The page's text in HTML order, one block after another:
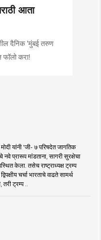
आता
दैनिक 'मुंबई तरुण
करा!
यांनी 'जी- ७ परिषदेत जागतिक
प्रारूप मांडताना, सागरी सुरक्षेचा
केला. तसेच राष्ट्राध्यक्ष ट्रम्प
चर्चा भारताचे वाढते सामर्थ
ट्रम्प ..